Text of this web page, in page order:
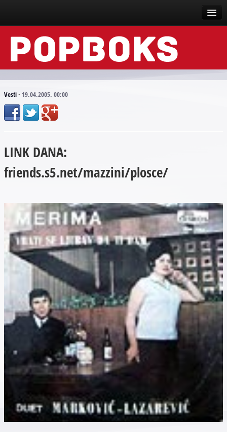
Vesti
Događaji
Tekstovi
Scena
Arhive
Vesti· 19.04.2005. 00:00
LINK DANA:
friends.s5.net/mazzini/plosce/